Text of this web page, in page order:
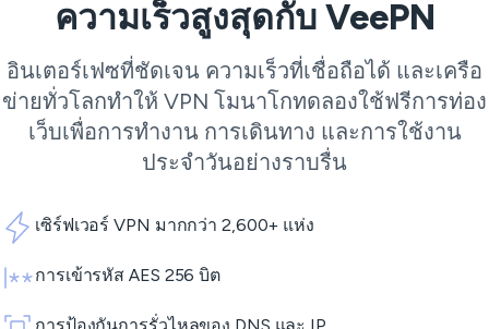
ความเร็วสูงสุดกับ VeePN
อินเตอร์เฟซที่ชัดเจน ความเร็วที่เชื่อถือได้ และเครือ
ข่ายทั่วโลกทำให้ VPN โมนาโกทดลองใช้ฟรีการท่อง
เว็บเพื่อการทำงาน การเดินทาง และการใช้งาน
ประจำวันอย่างราบรื่น
เซิร์ฟเวอร์ VPN มากกว่า 2,600+ แห่ง
การเข้ารหัส AES 256 บิต